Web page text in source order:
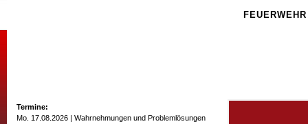
FEUERWEHR
Termine:
Mo. 17.08.2026 | Wahrnehmungen und Problemlösungen